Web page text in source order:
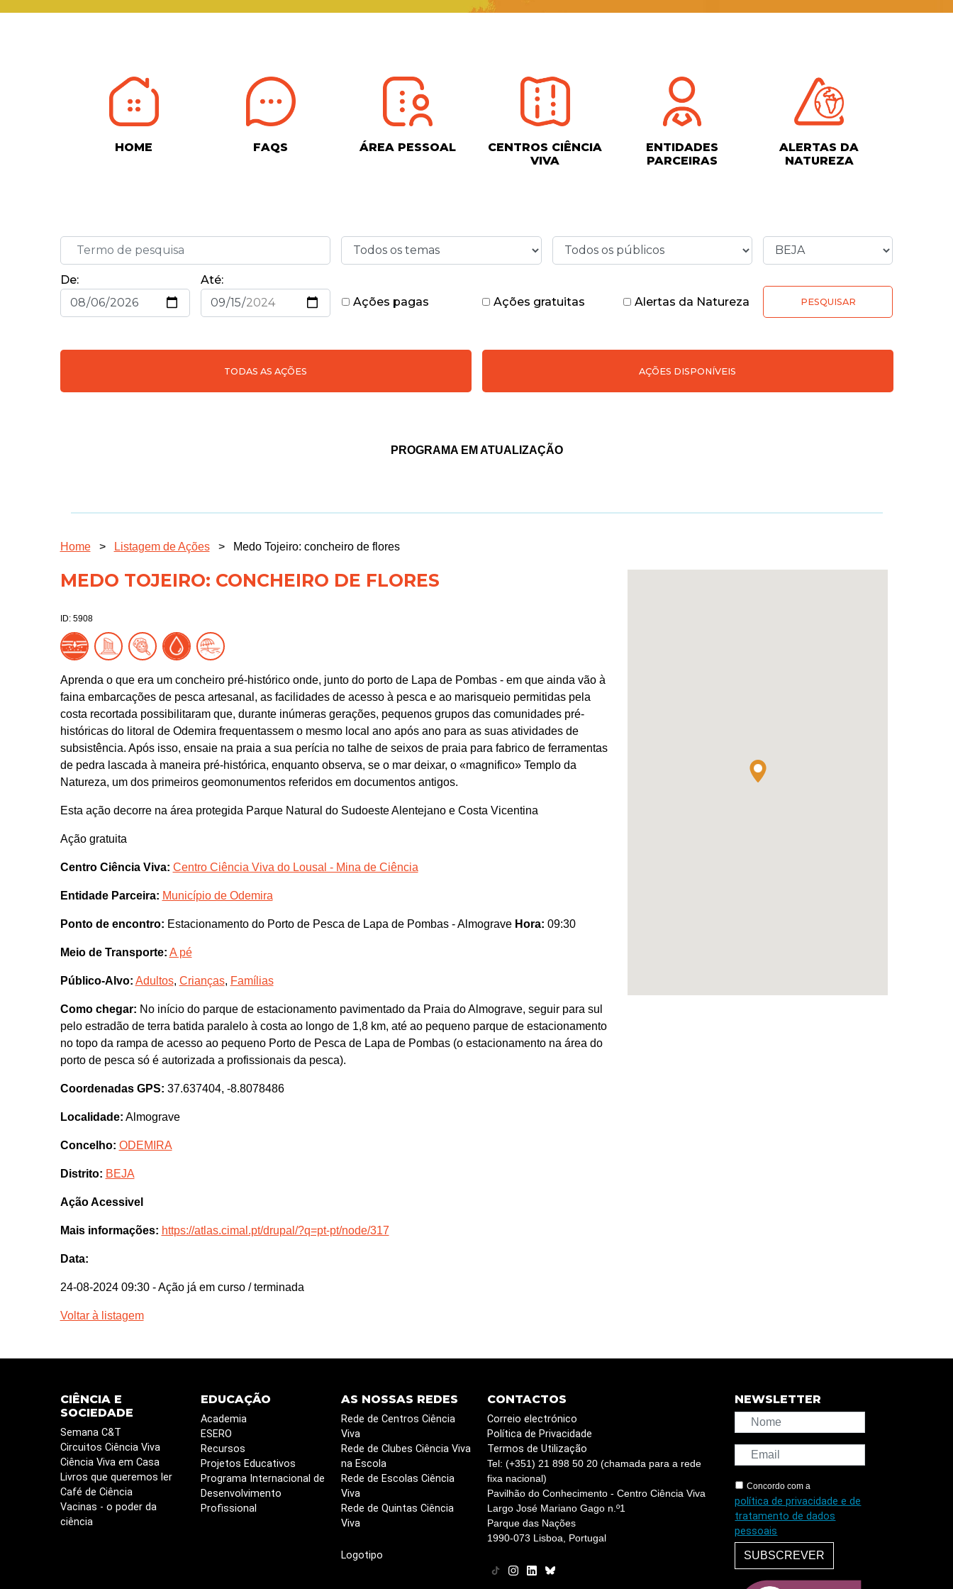
HOME FAQS ÁREA PESSOAL
CENTROS CIÊNCIA
VIVA
ENTIDADES
PARCEIRAS
ALERTAS DA
NATUREZA
De:
Até:
Ações pagas
Ações gratuitas Alertas da Natureza PESQUISAR
TODAS AS AÇÕES AÇÕES DISPONÍVEIS
PROGRAMA EM ATUALIZAÇÃO
Home > Listagem de Ações > Medo Tojeiro: concheiro de flores
MEDO TOJEIRO: CONCHEIRO DE FLORES
ID: 5908
Aprenda o que era um concheiro pré-histórico onde, junto do porto de Lapa de Pombas - em que ainda vão à
faina embarcações de pesca artesanal, as facilidades de acesso à pesca e ao marisqueio permitidas pela
costa recortada possibilitaram que, durante inúmeras gerações, pequenos grupos das comunidades pré-
históricas do litoral de Odemira frequentassem o mesmo local ano após ano para as suas atividades de
subsistência. Após isso, ensaie na praia a sua perícia no talhe de seixos de praia para fabrico de ferramentas
de pedra lascada à maneira pré-histórica, enquanto observa, se o mar deixar, o «magnifico» Templo da
Natureza, um dos primeiros geomonumentos referidos em documentos antigos.
Esta ação decorre na área protegida Parque Natural do Sudoeste Alentejano e Costa Vicentina
Ação gratuita
Centro Ciência Viva: Centro Ciência Viva do Lousal - Mina de Ciência
Entidade Parceira: Município de Odemira
Ponto de encontro: Estacionamento do Porto de Pesca de Lapa de Pombas - Almograve Hora: 09:30
Meio de Transporte: A pé
Público-Alvo: Adultos, Crianças, Famílias
Como chegar: No início do parque de estacionamento pavimentado da Praia do Almograve, seguir para sul
pelo estradão de terra batida paralelo à costa ao longo de 1,8 km, até ao pequeno parque de estacionamento
no topo da rampa de acesso ao pequeno Porto de Pesca de Lapa de Pombas (o estacionamento na área do
porto de pesca só é autorizada a profissionais da pesca).
Coordenadas GPS: 37.637404, -8.8078486
Localidade: Almograve
Concelho: ODEMIRA
Distrito: BEJA
Ação Acessivel
Mais informações: https://atlas.cimal.pt/drupal/?q=pt-pt/node/317
Data:
24-08-2024 09:30 - Ação já em curso / terminada
Voltar à listagem
CIÊNCIA E
SOCIEDADE
Semana C&T
Circuitos Ciência Viva
Ciência Viva em Casa
Livros que queremos ler
Café de Ciência
Vacinas - o poder da
ciência
EDUCAÇÃO
Academia
ESERO
Recursos
Projetos Educativos
Programa Internacional de
Desenvolvimento
Profissional
AS NOSSAS REDES
Rede de Centros Ciência
Viva
Rede de Clubes Ciência Viva
na Escola
Rede de Escolas Ciência
Viva
Rede de Quintas Ciência
Viva
Logotipo
CONTACTOS
Correio electrónico
Política de Privacidade
Termos de Utilização
Tel: (+351) 21 898 50 20 (chamada para a rede
fixa nacional)
Pavilhão do Conhecimento - Centro Ciência Viva
Largo José Mariano Gago n.º1
Parque das Nações
1990-073 Lisboa, Portugal
NEWSLETTER
Concordo com a
política de privacidade e de
tratamento de dados
pessoais
SUBSCREVER